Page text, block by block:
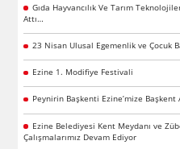
Gıda Hayvancılık Ve Tarım
Attı…
23 Nisan Ulusal Egemenlik ve Çocuk
Ezine 1. Modifiye Festivali
Peynirin Başkenti Ezine’mize
Ezine Belediyesi Kent Meydanı ve
Çalışmalarımız Devam Ediyor